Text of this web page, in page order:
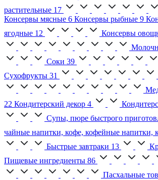
растительные 17
Консервы мясные 6 Консервы рыбные 9
ягодные 12 Консервы
Соки 39
Сухофрукты 31
22 Кондитерский декор 4
Супы, пюре быстрого
чайные напитки, кофе, кофейные напитки,
Быстрые завтраки 13
Пищевые ингредиенты 86
Пасхальные